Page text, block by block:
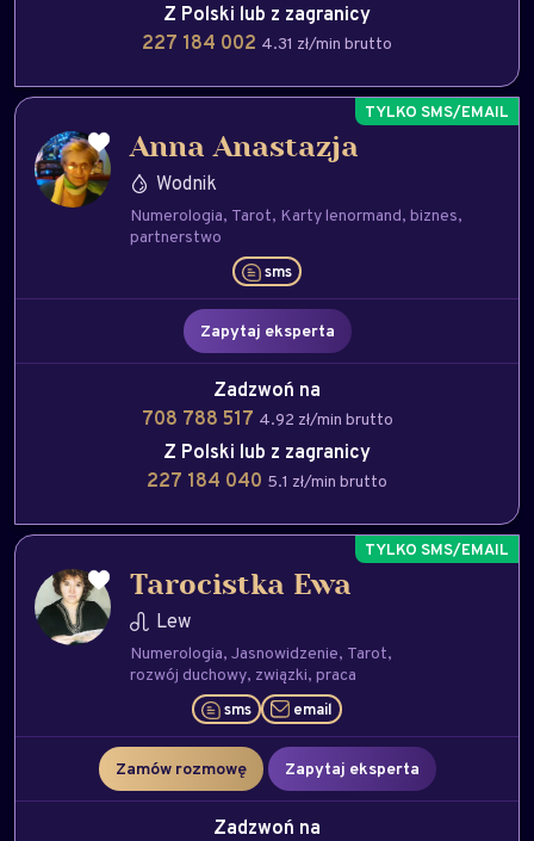
Z Polski lub z zagranicy
227 184 002 4.31 zł/min brutto
Anna Anastazja
Wodnik
Numerologia Tarot Karty lenormand biznes
partnerstwo
sms
Zapytaj eksperta
Zadzwoń na
708 788 517 4.92 zł/min brutto
Z Polski lub z zagranicy
227 184 040 5.1 zł/min brutto
Tarocistka Ewa
Lew
Numerologia Jasnowidzenie Tarot
rozwój duchowy związki praca
sms email
Zamów rozmowę Zapytaj eksperta
Zadzwoń na